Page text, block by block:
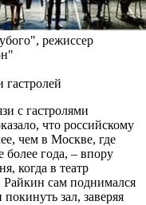
режиссер
гастролей
с гастролями
что российскому
чем в Москве, где
более года, – впору
когда в театр
Райкин сам поднимался
зал, заверяя